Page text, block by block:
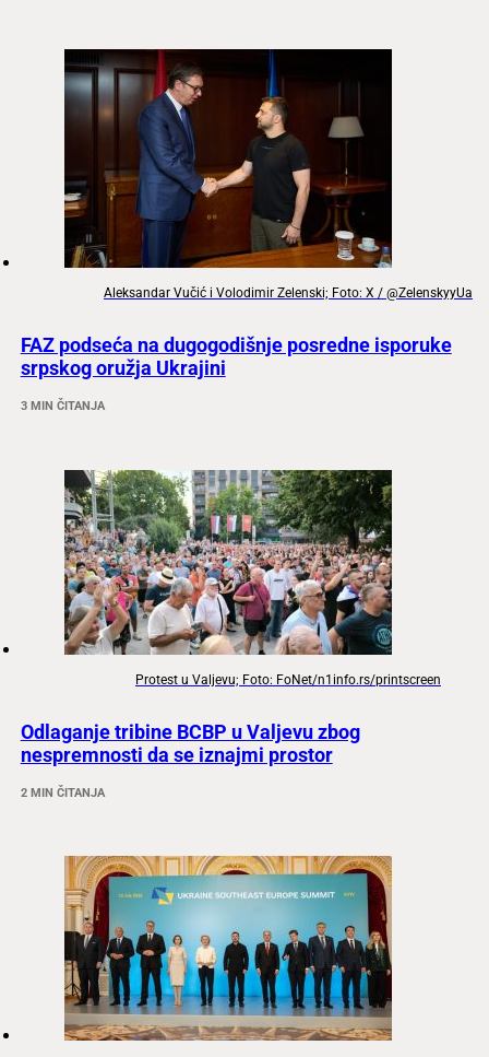
Aleksandar Vučić i Volodimir Zelenski; Foto: X / @ZelenskyyUa
FAZ podseća na dugogodišnje posredne isporuke
srpskog oružja Ukrajini
3 MIN ČITANJA
Protest u Valjevu; Foto: FoNet/n1info.rs/printscreen
Odlaganje tribine BCBP u Valjevu zbog
nespremnosti da se iznajmi prostor
2 MIN ČITANJA